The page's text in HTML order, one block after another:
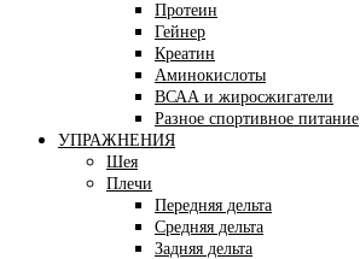
Протеин
Гейнер
Креатин
Аминокислоты
ВСАА и жиросжигатели
Разное спортивное питание
УПРАЖНЕНИЯ
Шея
Плечи
Передняя дельта
Средняя дельта
Задняя дельта